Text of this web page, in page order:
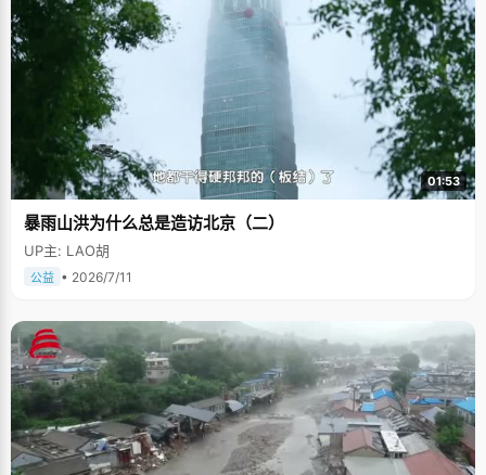
01:53
暴雨山洪为什么总是造访北京（二）
UP主: LAO胡
公益 • 2026/7/11